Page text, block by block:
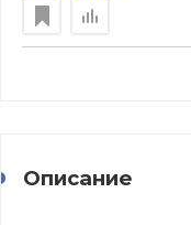
Описание